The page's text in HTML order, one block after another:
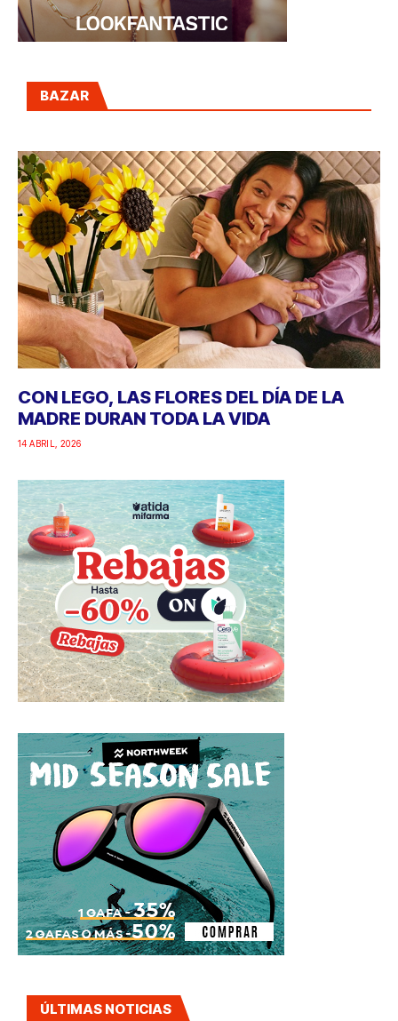
BAZAR
CON LEGO, LAS FLORES DEL DÍA DE LA
MADRE DURAN TODA LA VIDA
14 ABRIL, 2026
ÚLTIMAS NOTICIAS